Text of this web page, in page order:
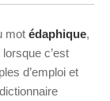
mot édaphique,
c’est
d’emploi et